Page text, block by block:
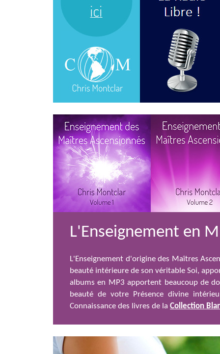
L'Enseignement en
L'Enseignement d'origine des Maîtres
beauté intérieure de son véritable Soi,
albums en MP3 apportent beaucoup de
beauté de votre Présence divine
Connaissance des livres de la Collection